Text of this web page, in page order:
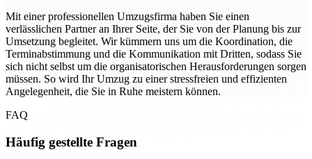
Mit einer professionellen Umzugsfirma haben Sie einen
verlässlichen Partner an Ihrer Seite, der Sie von der Planung bis zur
Umsetzung begleitet. Wir kümmern uns um die Koordination, die
Terminabstimmung und die Kommunikation mit Dritten, sodass Sie
sich nicht selbst um die organisatorischen Herausforderungen sorgen
müssen. So wird Ihr Umzug zu einer stressfreien und effizienten
Angelegenheit, die Sie in Ruhe meistern können.
FAQ
Häufig gestellte Fragen